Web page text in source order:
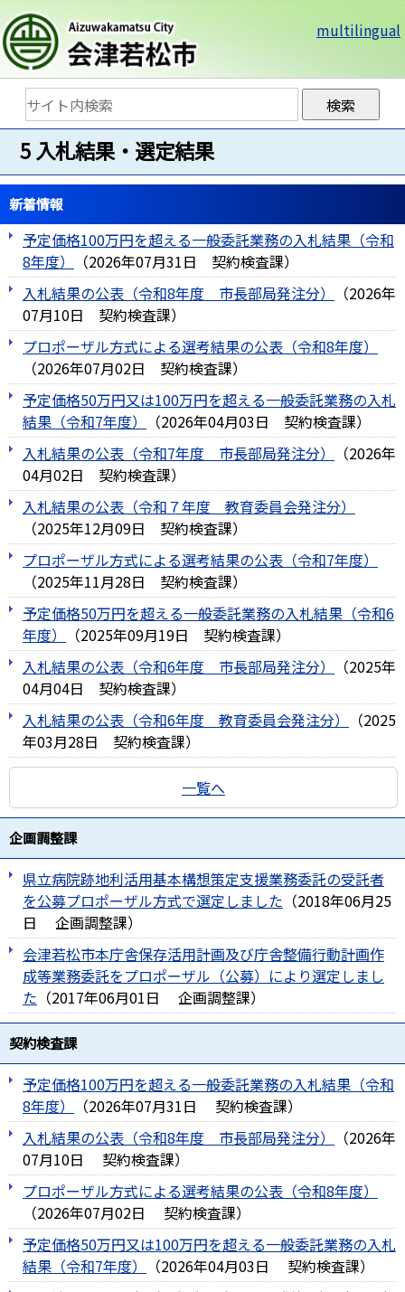
multilingual
5 入札結果・選定結果
新着情報
予定価格100万円を超える一般委託業務の入札結果（令和
8年度）
（2026年07月31日 契約検査課）
入札結果の公表（令和8年度＿市長部局発注分）
（2026年
07月10日
契約検査課）
プロポーザル方式による選考結果の公表（令和8年度）
（2026年07月02日 契約検査課）
予定価格50万円又は100万円を超える一般委託業務の入札
結果（令和7年度）
（2026年04月03日 契約検査課）
入札結果の公表（令和7年度＿市長部局発注分）
（2026年
04月02日
契約検査課）
入札結果の公表（令和７年度＿教育委員会発注分）
（2025年12月09日 契約検査課）
プロポーザル方式による選考結果の公表（令和7年度）
（2025年11月28日 契約検査課）
予定価格50万円を超える一般委託業務の入札結果（令和6
年度）
（2025年09月19日 契約検査課）
入札結果の公表（令和6年度＿市長部局発注分）
（2025年
04月04日
契約検査課）
入札結果の公表（令和6年度＿教育委員会発注分）
（2025
年03月28日
契約検査課）
一覧へ
企画調整課
県立病院跡地利活用基本構想策定支援業務委託の受託者
を公募プロポーザル方式で選定しました （2018年06月25
日
企画調整課）
会津若松市本庁舎保存活用計画及び庁舎整備行動計画作
成等業務委託をプロポーザル（公募）により選定しまし
た （2017年06月01日 企画調整課）
契約検査課
予定価格100万円を超える一般委託業務の入札結果（令和
8年度）
（2026年07月31日 契約検査課）
入札結果の公表（令和8年度＿市長部局発注分）
（2026年
07月10日
契約検査課）
プロポーザル方式による選考結果の公表（令和8年度）
（2026年07月02日 契約検査課）
予定価格50万円又は100万円を超える一般委託業務の入札
結果（令和7年度）
（2026年04月03日 契約検査課）